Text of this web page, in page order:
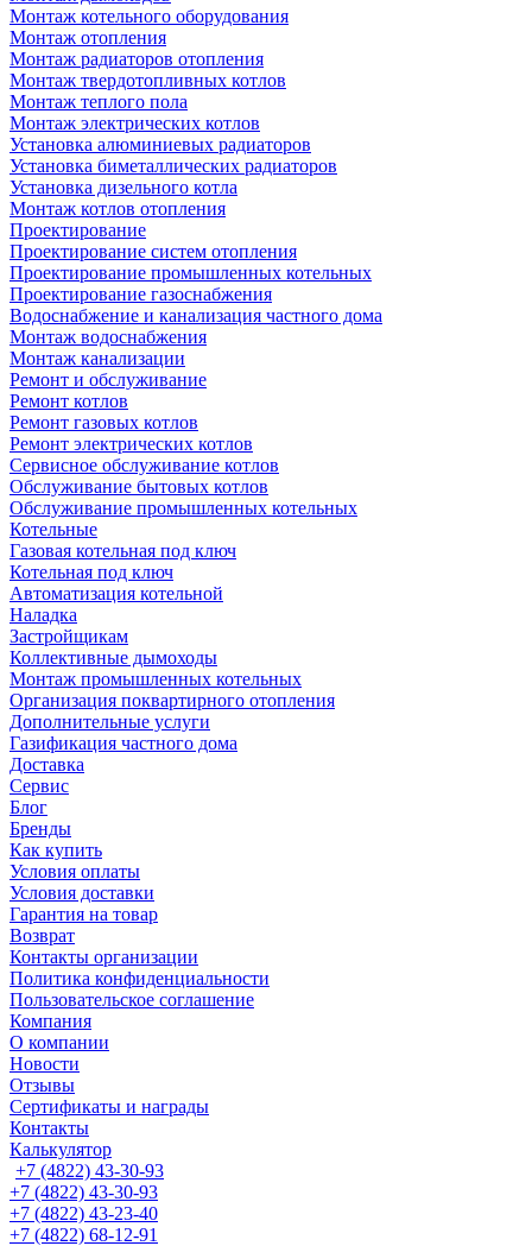
Монтаж котельного оборудования
Монтаж отопления
Монтаж радиаторов отопления
Монтаж твердотопливных котлов
Монтаж теплого пола
Монтаж электрических котлов
Установка алюминиевых радиаторов
Установка биметаллических радиаторов
Установка дизельного котла
Монтаж котлов отопления
Проектирование
Проектирование систем отопления
Проектирование промышленных котельных
Проектирование газоснабжения
Водоснабжение и канализация частного дома
Монтаж водоснабжения
Монтаж канализации
Ремонт и обслуживание
Ремонт котлов
Ремонт газовых котлов
Ремонт электрических котлов
Сервисное обслуживание котлов
Обслуживание бытовых котлов
Обслуживание промышленных котельных
Котельные
Газовая котельная под ключ
Котельная под ключ
Автоматизация котельной
Наладка
Застройщикам
Коллективные дымоходы
Монтаж промышленных котельных
Организация поквартирного отопления
Дополнительные услуги
Газификация частного дома
Доставка
Сервис
Блог
Бренды
Как купить
Условия оплаты
Условия доставки
Гарантия на товар
Возврат
Контакты организации
Политика конфиденциальности
Пользовательское соглашение
Компания
О компании
Новости
Отзывы
Сертификаты и награды
Контакты
Калькулятор
+7 (4822) 43-30-93
+7 (4822) 43-30-93
+7 (4822) 43-23-40
+7 (4822) 68-12-91